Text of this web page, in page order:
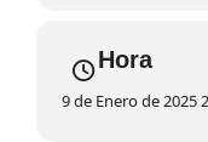
Hora
9 de Enero de 2025